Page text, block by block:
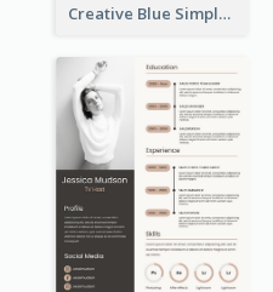
Creative Blue Simple Resume